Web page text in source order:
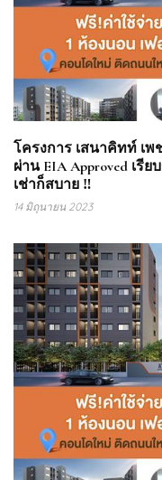
โครงการ เสนาคิทท์ เพ
ผ่าน EIA Approved เรี
เช่าก็สบาย ‼
14 มิถุนายน 2023